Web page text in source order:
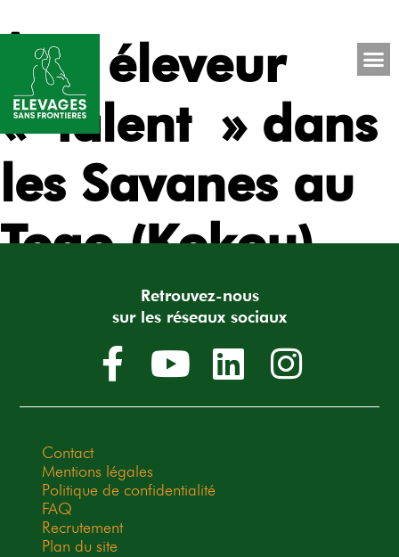
Être éleveur
« talent » dans
les Savanes au
Togo (Kokou)
Retrouvez-nous
sur les réseaux sociaux
Contact
Mentions légales
Politique de confidentialité
FAQ
Recrutement
Plan du site